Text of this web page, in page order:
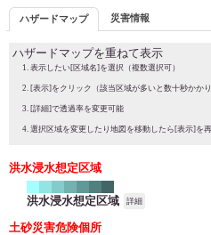
ハザードマップ 災害情報
ハザードマップを重ねて表示
表示したい[区域名]を選択（複数選択可）
[表示]をクリック（該当区域が多いと数十秒かかり
[詳細]で透過率を変更可能
選択区域を変更したり地図を移動したら[表示]を
洪水浸水想定区域
洪水浸水想定区域 詳細
土砂災害危険個所